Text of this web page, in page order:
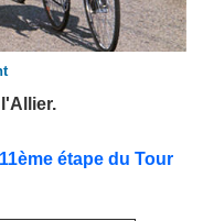
étape du Tour